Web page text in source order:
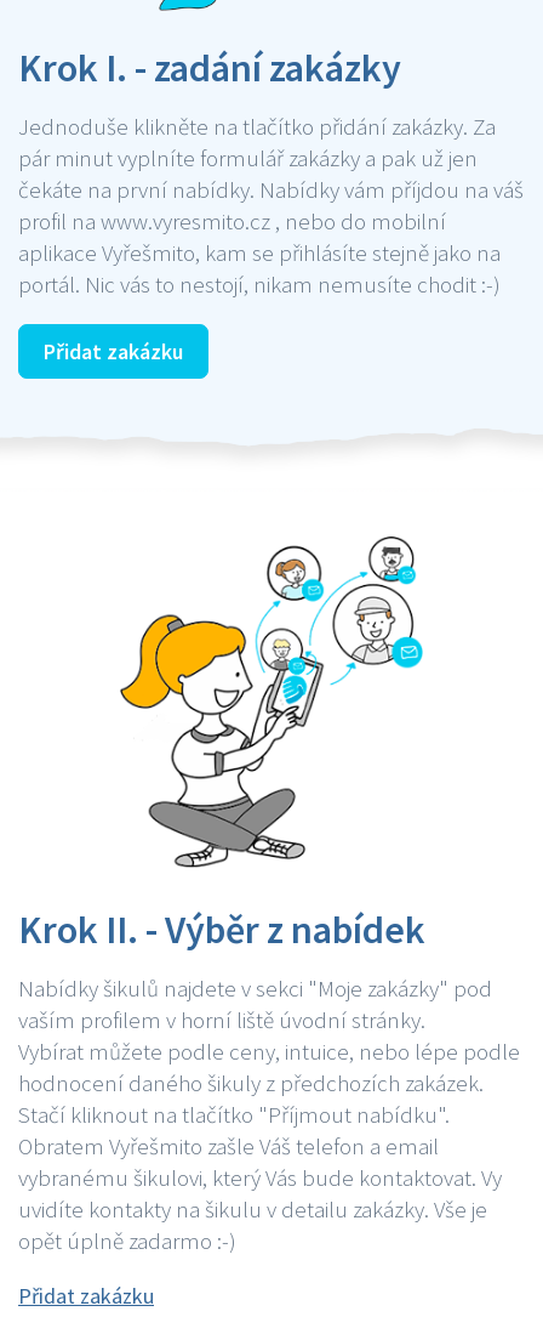
Krok I. - zadání zakázky
Jednoduše klikněte na tlačítko přidání zakázky. Za
pár minut vyplníte formulář zakázky a pak už jen
čekáte na první nabídky. Nabídky vám příjdou na váš
profil na www.vyresmito.cz , nebo do mobilní
aplikace Vyřešmito, kam se přihlásíte stejně jako na
portál. Nic vás to nestojí, nikam nemusíte chodit :-)
Přidat zakázku
Krok II. - Výběr z nabídek
Nabídky šikulů najdete v sekci "Moje zakázky" pod
vaším profilem v horní liště úvodní stránky.
Vybírat můžete podle ceny, intuice, nebo lépe podle
hodnocení daného šikuly z předchozích zakázek.
Stačí kliknout na tlačítko "Příjmout nabídku".
Obratem Vyřešmito zašle Váš telefon a email
vybranému šikulovi, který Vás bude kontaktovat. Vy
uvidíte kontakty na šikulu v detailu zakázky. Vše je
opět úplně zadarmo :-)
Přidat zakázku